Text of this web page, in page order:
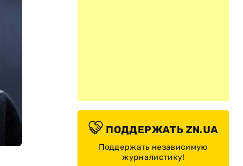
ПОДДЕРЖАТЬ ZN.UA
Поддержать независимую
журналистику!